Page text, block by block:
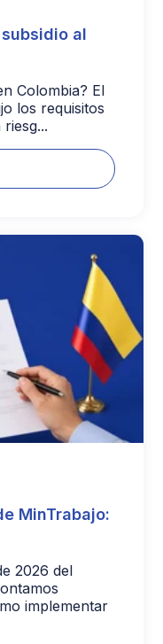
al
Colombia? El
los requisitos
MinTrabajo:
2026 del
implementar